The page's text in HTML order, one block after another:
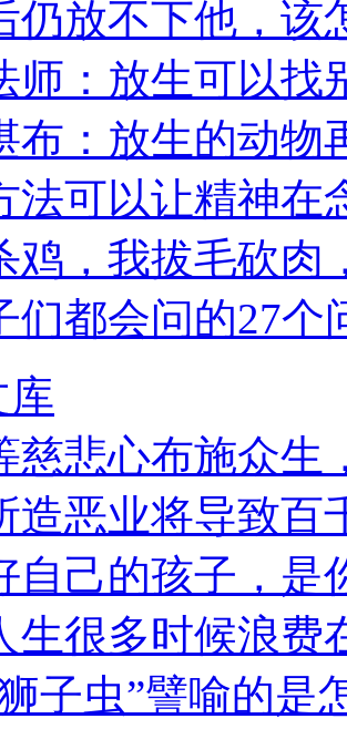
仍放不下他，该
师：放生可以找
布：放生的动物
法可以让精神在
鸡，我拔毛砍肉
们都会问的27个
库
慈悲心布施众生
造恶业将导致百
自己的孩子，是
生很多时候浪费
子虫”譬喻的是